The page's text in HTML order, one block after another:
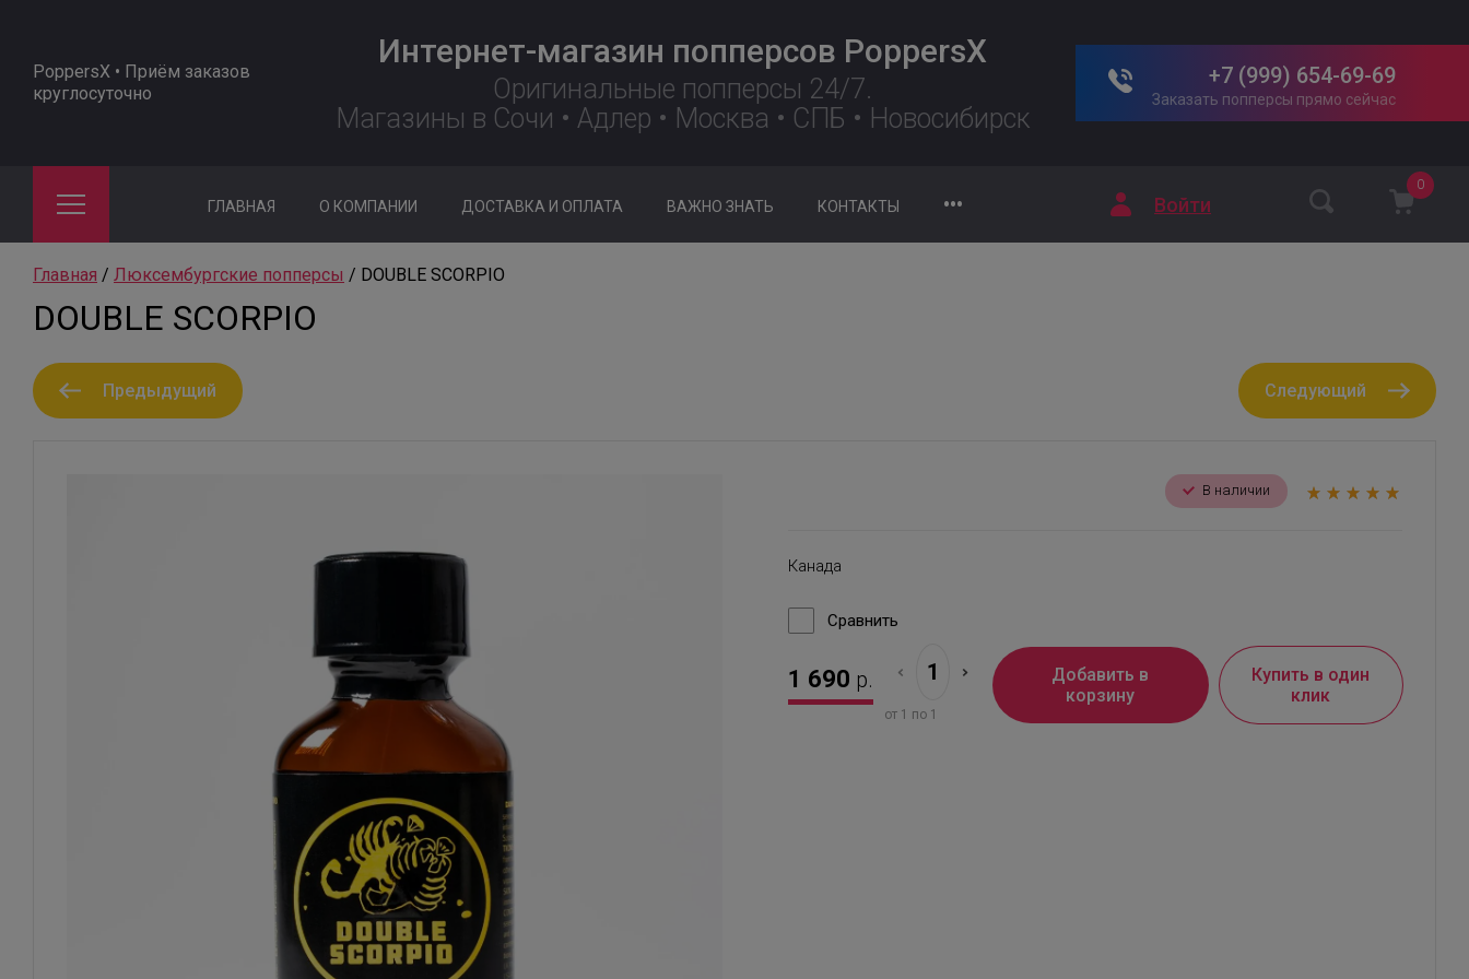
ГЛАВНАЯ О КОМПАНИИ ДОСТАВКА И ОПЛАТА ВАЖНО ЗНАТЬ КОНТАКТЫ ••• Войти
0
PoppersX • Приём заказов
круглосуточно
Интернет-магазин попперсов PoppersX
Оригинальные попперсы 24/7.
Магазины в Сочи • Адлер • Москва • СПБ • Новосибирск
+7 (999) 654-69-69
Заказать попперсы прямо сейчас
Главная / Люксембургские попперсы / DOUBLE SCORPIO
DOUBLE SCORPIO
Предыдущий Следующий
В наличии
Канада
1 690 р.
от 1 по 1
Добавить в
корзину
Купить в один
клик
Сравнить